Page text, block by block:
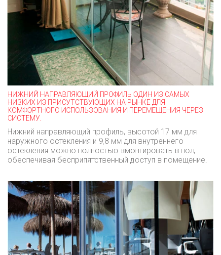
НИЖНИЙ НАПРАВЛЯЮЩИЙ ПРОФИЛЬ ОДИН ИЗ САМЫХ
НИЗКИХ ИЗ ПРИСУТСТВУЮЩИХ НА РЫНКЕ ДЛЯ
КОМФОРТНОГО ИСПОЛЬЗОВАНИЯ И ПЕРЕМЕЩЕНИЯ ЧЕРЕЗ
СИСТЕМУ.
Нижний направляющий профиль, высотой 17 мм для
наружного остекления и 9,8 мм для внутреннего
остекления можно полностью вмонтировать в пол,
обеспечивая бесприпятственный доступ в помещение.